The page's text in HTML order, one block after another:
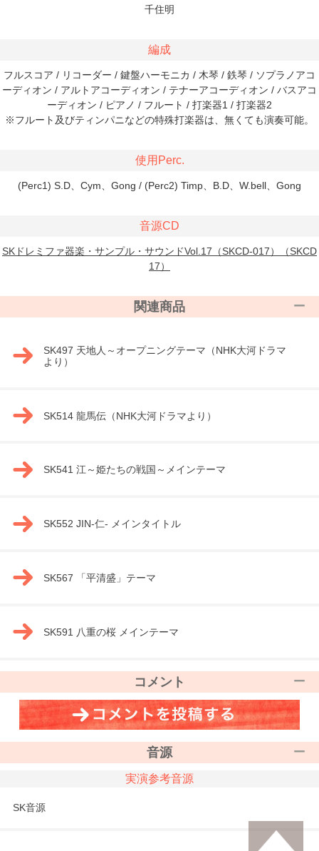
千住明
編成
フルスコア / リコーダー / 鍵盤ハーモニカ / 木琴 / 鉄琴 / ソプラノアコ
ーディオン / アルトアコーディオン / テナーアコーディオン / バスアコ
ーディオン / ピアノ / フルート / 打楽器1 / 打楽器2
※フルート及びティンパニなどの特殊打楽器は、無くても演奏可能。
使用Perc.
(Perc1) S.D、Cym、Gong / (Perc2) Timp、B.D、W.bell、Gong
音源CD
SKドレミファ器楽・サンプル・サウンドVol.17（SKCD-017）（SKCD
17）
関連商品
SK497 天地人～オープニングテーマ（NHK大河ドラマ
より）
SK514 龍馬伝（NHK大河ドラマより）
SK541 江～姫たちの戦国～メインテーマ
SK552 JIN-仁- メインタイトル
SK567 「平清盛」テーマ
SK591 八重の桜 メインテーマ
コメント
音源
実演参考音源
SK音源